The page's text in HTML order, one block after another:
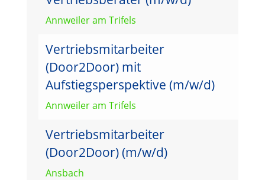
Annweiler am Trifels
Vertriebsmitarbeiter
(Door2Door) mit
Aufstiegsperspektive (m/w/d)
Annweiler am Trifels
Vertriebsmitarbeiter
(Door2Door) (m/w/d)
Ansbach